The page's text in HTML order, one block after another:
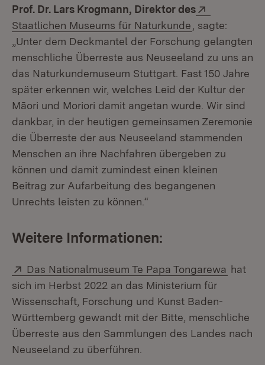
Prof. Dr. Lars Krogmann, Direktor des
Staatlichen Museums für Naturkunde (Öffnet in
, sagte:
„Unter dem Deckmantel der Forschung gelangten
menschliche Überreste aus Neuseeland zu uns an
das Naturkundemuseum Stuttgart. Fast 150 Jahre
später erkennen wir, welches Leid der Kultur der
Māori und Moriori damit angetan wurde. Wir sind
dankbar, in der heutigen gemeinsamen Zeremonie
die Überreste der aus Neuseeland stammenden
Menschen an ihre Nachfahren übergeben zu
können und damit zumindest einen kleinen
Beitrag zur Aufarbeitung des begangenen
Unrechts leisten zu können.“
Weitere Informationen:
Extern:
Das Nationalmuseum Te Papa Tongarewa hat
sich im Herbst 2022 an das Ministerium für
Wissenschaft, Forschung und Kunst Baden-
Württemberg gewandt mit der Bitte, menschliche
Überreste aus den Sammlungen des Landes nach
Neuseeland zu überführen.